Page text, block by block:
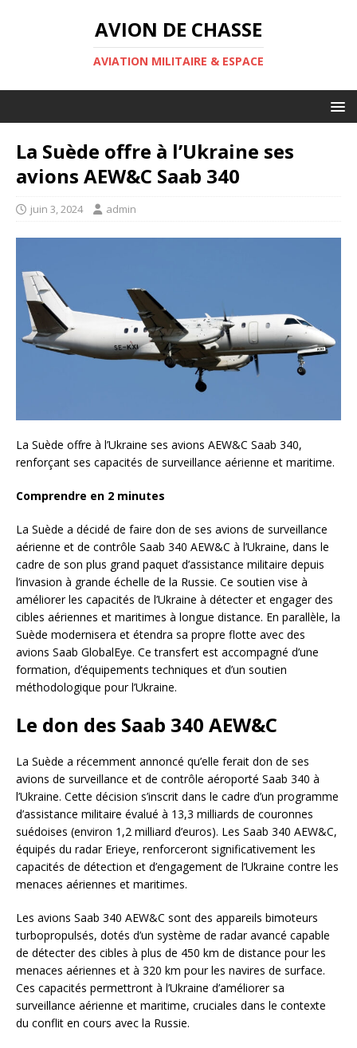
AVION DE CHASSE
AVIATION MILITAIRE & ESPACE
La Suède offre à l’Ukraine ses
avions AEW&C Saab 340
juin 3, 2024 admin
La Suède offre à l’Ukraine ses avions AEW&C Saab 340,
renforçant ses capacités de surveillance aérienne et maritime.
Comprendre en 2 minutes
La Suède a décidé de faire don de ses avions de surveillance
aérienne et de contrôle Saab 340 AEW&C à l’Ukraine, dans le
cadre de son plus grand paquet d’assistance militaire depuis
l’invasion à grande échelle de la Russie. Ce soutien vise à
améliorer les capacités de l’Ukraine à détecter et engager des
cibles aériennes et maritimes à longue distance. En parallèle, la
Suède modernisera et étendra sa propre flotte avec des
avions Saab GlobalEye. Ce transfert est accompagné d’une
formation, d’équipements techniques et d’un soutien
méthodologique pour l’Ukraine.
Le don des Saab 340 AEW&C
La Suède a récemment annoncé qu’elle ferait don de ses
avions de surveillance et de contrôle aéroporté Saab 340 à
l’Ukraine. Cette décision s’inscrit dans le cadre d’un programme
d’assistance militaire évalué à 13,3 milliards de couronnes
suédoises (environ 1,2 milliard d’euros). Les Saab 340 AEW&C,
équipés du radar Erieye, renforceront significativement les
capacités de détection et d’engagement de l’Ukraine contre les
menaces aériennes et maritimes.
Les avions Saab 340 AEW&C sont des appareils bimoteurs
turbopropulsés, dotés d’un système de radar avancé capable
de détecter des cibles à plus de 450 km de distance pour les
menaces aériennes et à 320 km pour les navires de surface.
Ces capacités permettront à l’Ukraine d’améliorer sa
surveillance aérienne et maritime, cruciales dans le contexte
du conflit en cours avec la Russie.